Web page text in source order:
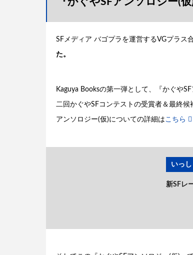
SFメディア バゴプラを運営するVGプラス
た。
Kaguya Booksの第一弾として、『かぐや
二回かぐやSFコンテストの受賞者＆最終
アンソロジー(仮)についての詳細はこちら
いっ
新SFレ